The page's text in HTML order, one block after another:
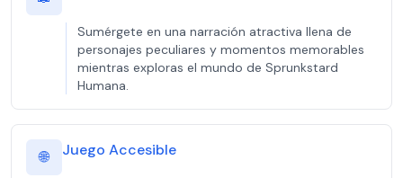
Sumérgete en una narración atractiva llena de
personajes peculiares y momentos memorables
mientras exploras el mundo de Sprunkstard
Humana.
🌐 Juego Accesible